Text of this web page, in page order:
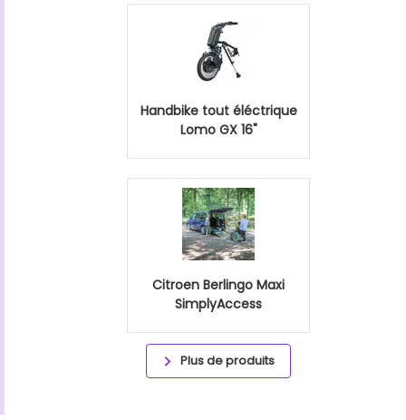
Handbike tout éléctrique
Lomo GX 16"
Citroen Berlingo Maxi
SimplyAccess
Plus de produits